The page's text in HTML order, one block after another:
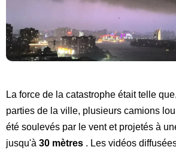
La force de la catastrophe était telle
parties de la ville, plusieurs camions
été soulevés par le vent et projetés à
jusqu'à 30 mètres . Les vidéos